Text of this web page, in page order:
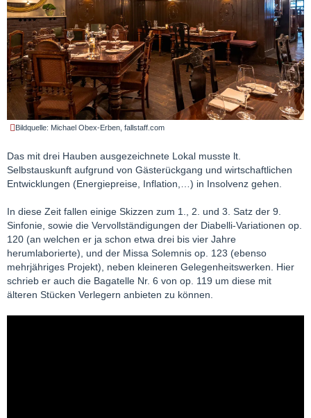
Bildquelle: Michael Obex-Erben, fallstaff.com
Das mit drei Hauben ausgezeichnete Lokal musste lt.
Selbstauskunft aufgrund von Gästerückgang und wirtschaftlichen
Entwicklungen (Energiepreise, Inflation,…) in Insolvenz gehen.
In diese Zeit fallen einige Skizzen zum 1., 2. und 3. Satz der 9.
Sinfonie, sowie die Vervollständigungen der Diabelli-Variationen op.
120 (an welchen er ja schon etwa drei bis vier Jahre
herumlaborierte), und der Missa Solemnis op. 123 (ebenso
mehrjähriges Projekt), neben kleineren Gelegenheitswerken. Hier
schrieb er auch die Bagatelle Nr. 6 von op. 119 um diese mit
älteren Stücken Verlegern anbieten zu können.